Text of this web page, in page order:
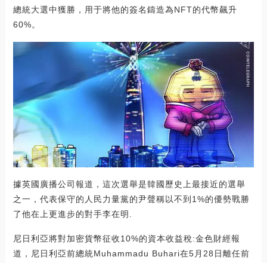
總統大選中獲勝，用于將他的簽名鑄造為NFT的代幣飆升
60%。
據英國廣播公司報道，這次選舉是韓國歷史上最接近的選舉
之一，代表保守的人民力量黨的尹聲稱以不到1%的優勢戰勝
了他在上更進步的對手李在明.
尼日利亞將對加密貨幣征收10%的資本收益稅:金色財經報
道，尼日利亞前總統Muhammadu Buhari在5月28日離任前